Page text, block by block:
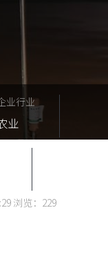
业行业
业
浏览： 229